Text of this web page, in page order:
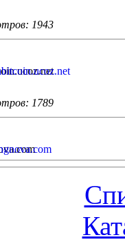
1943
1789